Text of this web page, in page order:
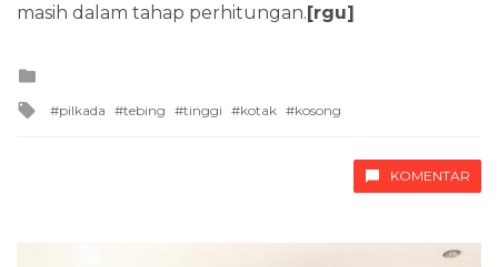
masih dalam tahap perhitungan. [rgu]
Tagged
pilkada tebing tinggi kotak kosong
KOMENTAR